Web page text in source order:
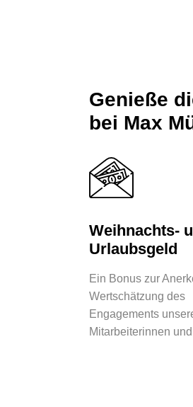
Genieße
bei Max
Weihnachts-
Urlaubsgeld
Ein Bonus zur
Wertschätzung des
Engagements
Mitarbeiterinnen